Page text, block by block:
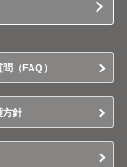
（FAQ）
方針